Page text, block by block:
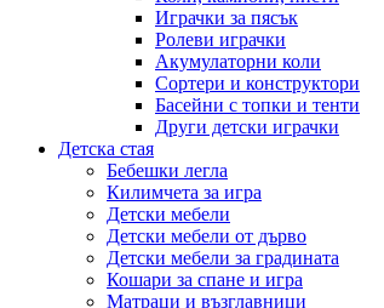
Играчки за пясък
Ролеви играчки
Акумулаторни коли
Сортери и конструктори
Басейни с топки и тенти
Други детски играчки
Детска стая
Бебешки легла
Килимчета за игра
Детски мебели
Детски мебели от дърво
Детски мебели за градината
Кошари за спане и игра
Матраци и възглавници